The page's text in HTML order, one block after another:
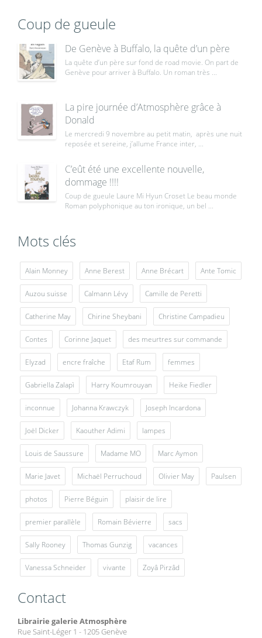
Coup de gueule
De Genève à Buffalo, la quête d’un père
La quête d’un père sur fond de road movie. On part de
Genève pour arriver à Buffalo. Un roman très ...
La pire journée d’Atmosphère grâce à
Donald
Le mercredi 9 novembre au petit matin, après une nuit
reposée et sereine, j’allume France inter, ...
C’eût été une excellente nouvelle,
dommage !!!!
Coup de gueule Laure Mi Hyun Croset Le beau monde
Roman polyphonique au ton ironique, un bel ...
Mots clés
Alain Monney Anne Berest Anne Brécart Ante Tomic
Auzou suisse Calmann Lévy Camille de Peretti
Catherine May Chirine Sheybani Christine Campadieu
Contes Corinne Jaquet des meurtres sur commande
Elyzad encre fraîche Etaf Rum femmes
Gabriella Zalapì Harry Koumrouyan Heike Fiedler
inconnue Johanna Krawczyk Joseph Incardona
Joël Dicker Kaouther Adimi lampes
Louis de Saussure Madame MO Marc Aymon
Marie Javet Michaël Perruchoud Olivier May Paulsen
photos Pierre Béguin plaisir de lire
premier parallèle Romain Bévierre sacs
Sally Rooney Thomas Gunzig vacances
Vanessa Schneider vivante Zoyâ Pirzâd
Contact
Librairie galerie Atmosphère
Rue Saint-Léger 1 - 1205 Genève